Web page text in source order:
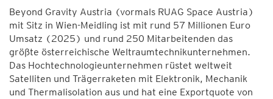
Beyond Gravity Austria (vormals RUAG Space Austria)
mit Sitz in Wien-Meidling ist mit rund 57 Millionen Euro
Umsatz (2025) und rund 250 Mitarbeitenden das
größte österreichische Weltraumtechnikunternehmen.
Das Hochtechnologieunternehmen rüstet weltweit
Satelliten und Trägerraketen mit Elektronik, Mechanik
und Thermalisolation aus und hat eine Exportquote von